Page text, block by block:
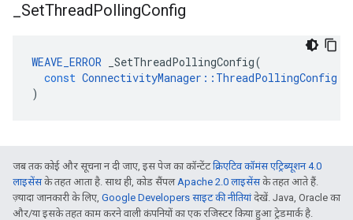
SetThreadPollingConfig
WEAVE_ERROR _SetThreadPollingConfig(
const ConnectivityManager :: ThreadPollingConfig
)
जब तक कोई और सूचना न दी जाए, इस पेज का कॉन्टेंटक्रिएटिव कॉमंस एट्रिब्यूशन 4.0
लाइसेंसके तहत आता है. साथ ही, कोड सैंपलApache 2.0 लाइसेंसके तहत आते हैं.
ज़्यादा जानकारी के लिए, Google Developers साइट की नीतियांदेखें. Java, Oracle का
और/या इसके तहत काम करने वाली कंपनियों का एक रजिस्टर किया हुआ ट्रेडमार्क है.